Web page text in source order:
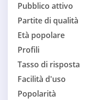
Pubblico attivo
Partite di qualità
Età popolare
Profili
Tasso di risposta
Facilità d'uso
Popolarità